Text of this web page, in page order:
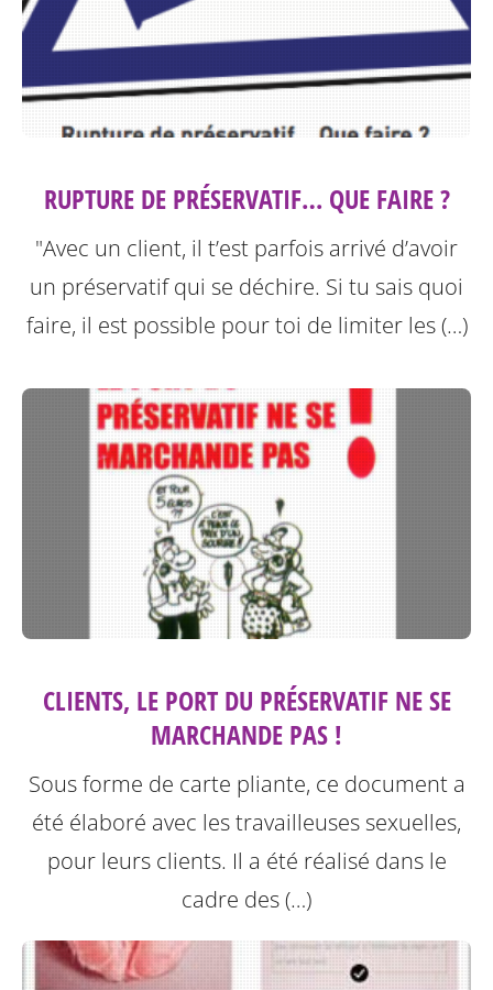
RUPTURE DE PRÉSERVATIF… QUE FAIRE ?
"Avec un client, il t’est parfois arrivé d’avoir
un préservatif qui se déchire. Si tu sais quoi
faire, il est possible pour toi de limiter les (…)
CLIENTS, LE PORT DU PRÉSERVATIF NE SE
MARCHANDE PAS !
Sous forme de carte pliante, ce document a
été élaboré avec les travailleuses sexuelles,
pour leurs clients. Il a été réalisé dans le
cadre des (…)